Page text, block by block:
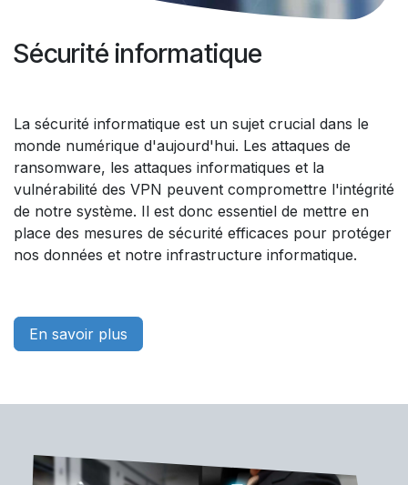
Sécurité informatique
La sécurité informatique est un sujet crucial dans le
monde numérique d'aujourd'hui. Les attaques de
ransomware, les attaques informatiques et la
vulnérabilité des VPN peuvent compromettre l'intégrité
de notre système. Il est donc essentiel de mettre en
place des mesures de sécurité efficaces pour protéger
nos données et notre infrastructure informatique.
En savoir plus